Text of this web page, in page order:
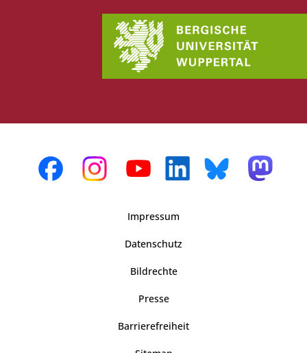
Impressum
Datenschutz
Bildrechte
Presse
Barrierefreiheit